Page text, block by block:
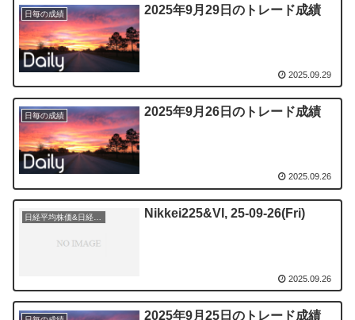
日毎の成績 2025年9月29日のトレード成績
2025.09.29
日毎の成績 2025年9月26日のトレード成績
2025.09.26
日経平均株価&日経平均ボラティリティー・インデックス Nikkei225&VI, 25-09-26(Fri)
2025.09.26
2025年9月25日のトレード成績